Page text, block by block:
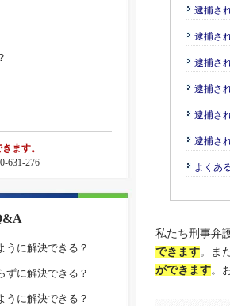
ます。
631-276
うに解決できる？
ずに解決できる？
うに解決できる？
逮捕さ
逮捕さ
逮捕さ
逮捕さ
逮捕さ
逮捕さ
よくあ
私たち刑事弁
できます。ま
ができます。